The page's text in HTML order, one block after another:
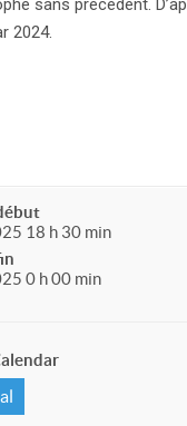
sans précédent.
2024.
18 h 30 min
0 h 00 min